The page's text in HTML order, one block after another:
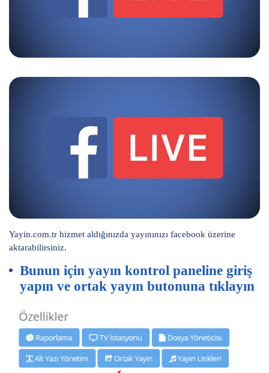
Yayin.com.tr hizmet aldığınızda yayınınızı facebook üzerine
aktarabilirsiniz.
Bunun için yayın kontrol paneline giriş
yapın ve ortak yayın butonuna tıklayın